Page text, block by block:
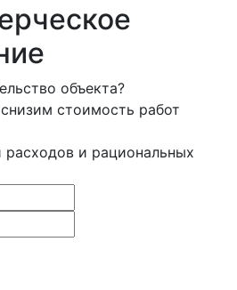
объекта?
стоимость работ
расходов и рациональных